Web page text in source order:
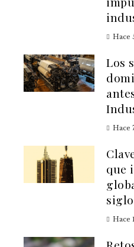
Hace
Los
Hace
que
Hace